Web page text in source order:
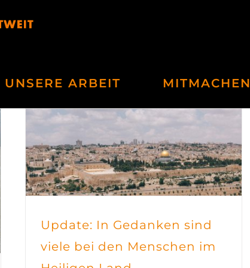
UNSERE ARBEIT MITMACHEN
Update: In Gedanken sind
viele bei den Menschen im
Heiligen Land
Update: In Gedanken sind
viele bei den Menschen im